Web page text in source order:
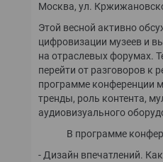
Москва, ул.
Этой весной активно
цифровизации музеев и
на отраслевых форумах.
перейти от разговоров к
программе конференции
тренды, роль контента,
аудиовизуального
В программе
- Дизайн впечатлений.